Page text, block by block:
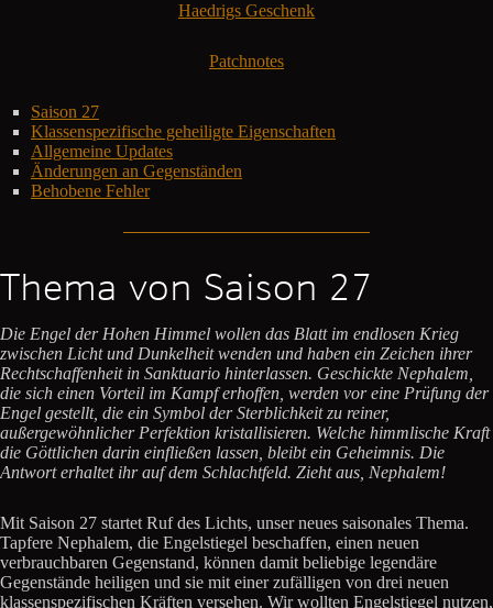
Haedrigs Geschenk
Patchnotes
Saison 27
Klassenspezifische geheiligte Eigenschaften
Allgemeine Updates
Änderungen an Gegenständen
Behobene Fehler
Thema von Saison 27
Die Engel der Hohen Himmel wollen das Blatt im endlosen Krieg
zwischen Licht und Dunkelheit wenden und haben ein Zeichen ihrer
Rechtschaffenheit in Sanktuario hinterlassen. Geschickte Nephalem,
die sich einen Vorteil im Kampf erhoffen, werden vor eine Prüfung der
Engel gestellt, die ein Symbol der Sterblichkeit zu reiner,
außergewöhnlicher Perfektion kristallisieren. Welche himmlische Kraft
die Göttlichen darin einfließen lassen, bleibt ein Geheimnis. Die
Antwort erhaltet ihr auf dem Schlachtfeld. Zieht aus, Nephalem!
Mit Saison 27 startet Ruf des Lichts, unser neues saisonales Thema.
Tapfere Nephalem, die Engelstiegel beschaffen, einen neuen
verbrauchbaren Gegenstand, können damit beliebige legendäre
Gegenstände heiligen und sie mit einer zufälligen von drei neuen
klassenspezifischen Kräften versehen. Wir wollten Engelstiegel nutzen,